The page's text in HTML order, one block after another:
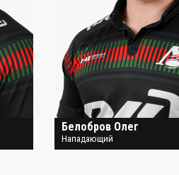
Белобров Олег
Нападающий